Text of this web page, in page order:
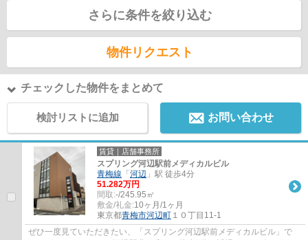
さらに条件を絞り込む
物件リクエスト
チェックした物件をまとめて
検討リストに追加 お問い合わせ
賃貸｜店舗事務所
スプリング河辺駅前メディカルビル
青梅線 「 河辺 」駅 徒歩4分
51.282万円
間取:-/245.95㎡
敷金/礼金:10ヶ月/1ヶ月
東京都青梅市河辺町 １０丁目11-1
ぜひ一度見ていただきたい、「スプリング河辺駅前メディカルビル」で